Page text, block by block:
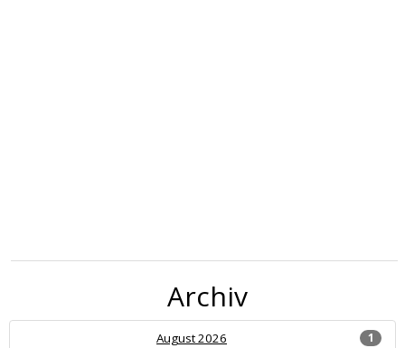
Archiv
1
August 2026